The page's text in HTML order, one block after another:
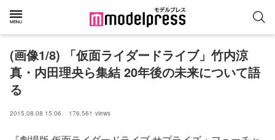
(画像1/8) 「仮面ライダードライブ」竹内涼
真・内田理央ら集結 20年後の未来について語
る
2015.08.08 15:06 176,561 views